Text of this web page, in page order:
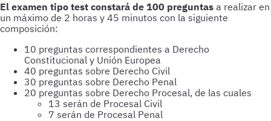
El examen tipo test constará de 100 preguntas a realizar en
un máximo de 2 horas y 45 minutos con la siguiente
composición:
10 preguntas correspondientes a Derecho
Constitucional y Unión Europea
40 preguntas sobre Derecho Civil
30 preguntas sobre Derecho Penal
20 preguntas sobre Derecho Procesal, de las cuales
13 serán de Procesal Civil
7 serán de Procesal Penal